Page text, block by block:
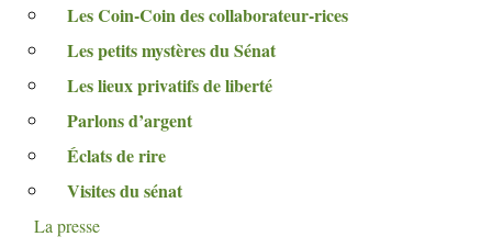
Les Coin-Coin des collaborateur-rices
Les petits mystères du Sénat
Les lieux privatifs de liberté
Parlons d’argent
Éclats de rire
Visites du sénat
La presse